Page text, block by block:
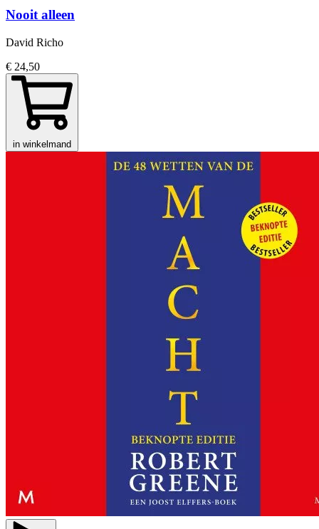
Nooit alleen
David Richo
€ 24,50
in winkelmand